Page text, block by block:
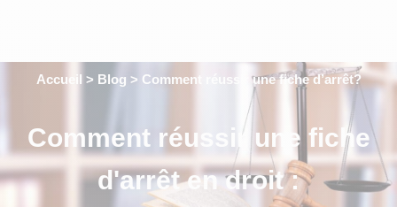
Accueil > Blog > Comment réussir une fiche d’arrêt?
Comment réussir une fiche
d'arrêt en droit :